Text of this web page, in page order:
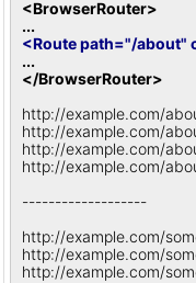
<BrowserRouter>
...
<Route path="/
...
</BrowserRouter>
http://example.com/
http://example.com/
http://example.com/
http://example.com/
-------------------
http://example.com/
http://example.com/
http://example.com/